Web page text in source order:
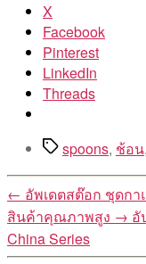
X
Facebook
Pinterest
LinkedIn
Threads
Tagsspoons, ช้อน,
← อัพเดตสต๊อก ชุดก
สินค้าคุณภาพสูง → อั
China Series